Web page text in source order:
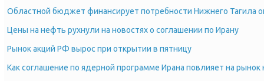
Областной бюджет финансирует потребности Нижнего
Цены на нефть рухнули на новостях о соглашении по Ирану
Рынок акций РФ вырос при открытии в пятницу
Как соглашение по ядерной программе Ирана повлияет на